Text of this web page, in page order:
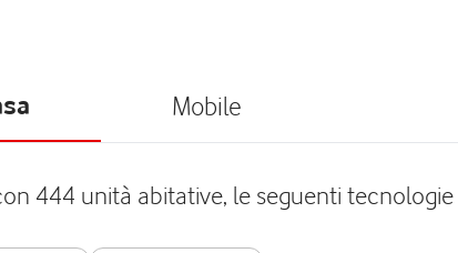
Mobile
444 unità abitative, le seguenti